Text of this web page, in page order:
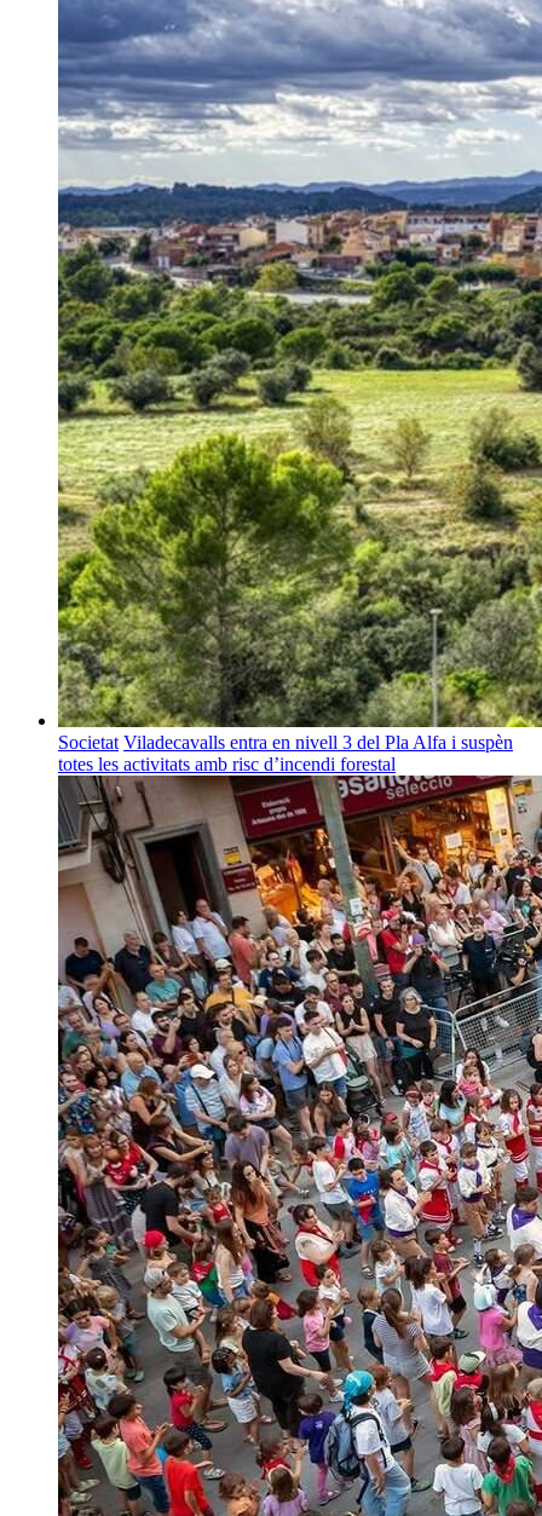
Societat Viladecavalls entra en nivell 3 del Pla Alfa i suspèn
totes les activitats amb risc d’incendi forestal